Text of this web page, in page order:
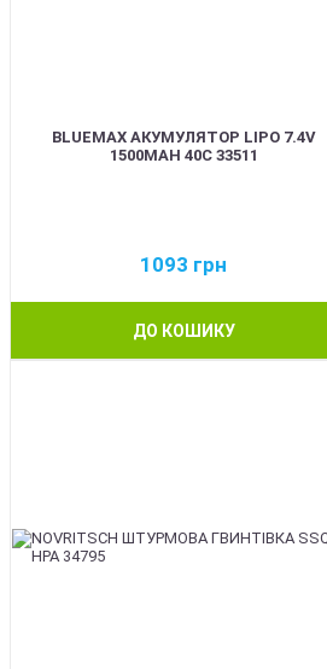
BLUEMAX АКУМУЛЯТОР LIPO 7.4V
1500MAH 40C 33511
1093 грн
ДО КОШИКУ